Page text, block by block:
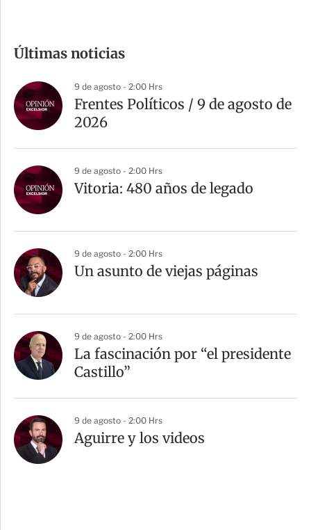
p
a
r
t
Últimas noticias
9 de agosto - 2:00 Hrs
Frentes Políticos / 9 de agosto de
2026
9 de agosto - 2:00 Hrs
Vitoria: 480 años de legado
9 de agosto - 2:00 Hrs
Un asunto de viejas páginas
9 de agosto - 2:00 Hrs
La fascinación por “el presidente
Castillo”
9 de agosto - 2:00 Hrs
Aguirre y los videos